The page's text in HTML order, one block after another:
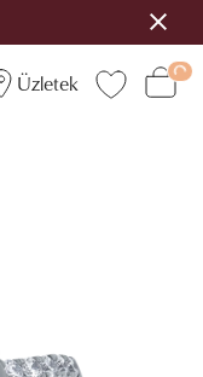
Üzletek